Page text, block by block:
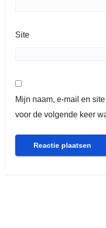
Site
Mijn naam, e-mail en
voor de volgende keer